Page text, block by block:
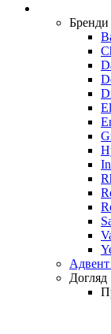
Бренди
Адвент
Догляд